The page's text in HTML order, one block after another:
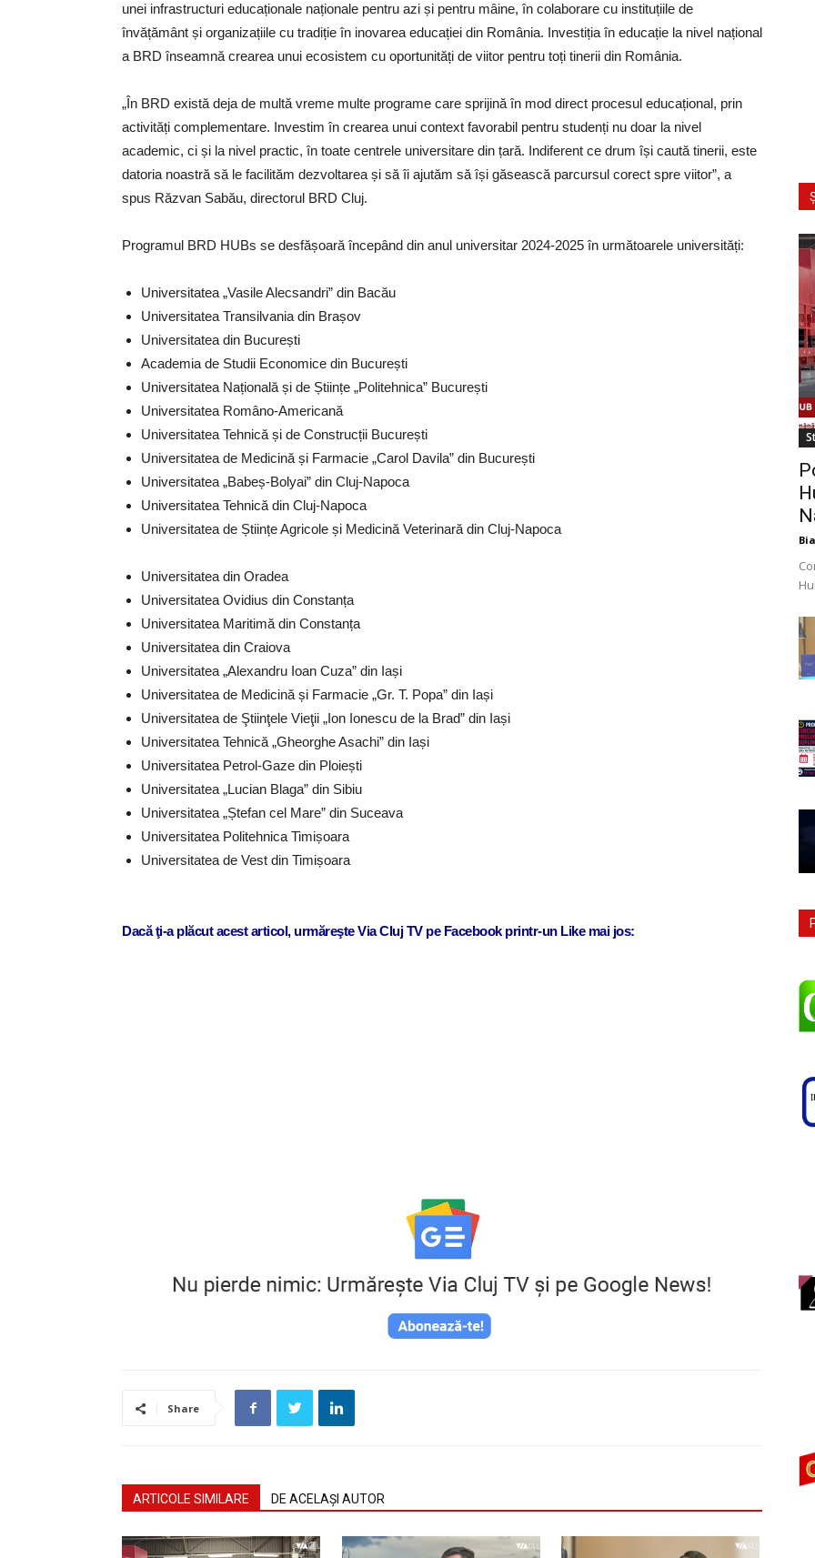
unei infrastructuri educaționale naționale pentru azi și pentru mâine, în colaborare cu instituțiile de
învățământ și organizațiile cu tradiție în inovarea educației din România. Investiția în educație la nivel național
a BRD înseamnă crearea unui ecosistem cu oportunități de viitor pentru toți tinerii din România.
„În BRD există deja de multă vreme multe programe care sprijină în mod direct procesul educațional, prin
activități complementare. Investim în crearea unui context favorabil pentru studenți nu doar la nivel
academic, ci și la nivel practic, în toate centrele universitare din țară. Indiferent ce drum își caută tinerii, este
datoria noastră să le facilităm dezvoltarea și să îi ajutăm să își găsească parcursul corect spre viitor”, a
spus Răzvan Sabău, directorul BRD Cluj.
Programul BRD HUBs se desfășoară începând din anul universitar 2024-2025 în următoarele universități:
Universitatea „Vasile Alecsandri” din Bacău
Universitatea Transilvania din Brașov
Universitatea din București
Academia de Studii Economice din București
Universitatea Națională și de Științe „Politehnica” București
Universitatea Româno-Americană
Universitatea Tehnică și de Construcții București
Universitatea de Medicină și Farmacie „Carol Davila” din București
Universitatea „Babeș-Bolyai” din Cluj-Napoca
Universitatea Tehnică din Cluj-Napoca
Universitatea de Științe Agricole și Medicină Veterinară din Cluj-Napoca
Universitatea din Oradea
Universitatea Ovidius din Constanța
Universitatea Maritimă din Constanța
Universitatea din Craiova
Universitatea „Alexandru Ioan Cuza” din Iași
Universitatea de Medicină și Farmacie „Gr. T. Popa” din Iași
Universitatea de Ştiinţele Vieţii „Ion Ionescu de la Brad” din Iași
Universitatea Tehnică „Gheorghe Asachi” din Iași
Universitatea Petrol-Gaze din Ploiești
Universitatea „Lucian Blaga” din Sibiu
Universitatea „Ștefan cel Mare” din Suceava
Universitatea Politehnica Timișoara
Universitatea de Vest din Timișoara
Dacă ţi-a plăcut acest articol, urmăreşte Via Cluj TV pe Facebook printr-un Like mai jos:
Share
ARTICOLE SIMILARE DE ACELAȘI AUTOR